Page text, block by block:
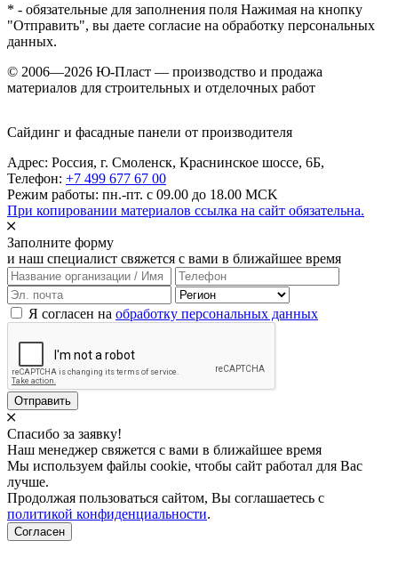
* - обязательные для заполнения поля Нажимая на кнопку
"Отправить", вы даете согласие на обработку персональных
данных.
© 2006—2026 Ю-Пласт — производство и продажа
материалов для строительных и отделочных работ
Сайдинг и фасадные панели от производителя
Адрес: Россия, г. Смоленск, Краснинское шоссе, 6Б,
Телефон: +7 499 677 67 00
Режим работы: пн.-пт. с 09.00 до 18.00 MCK
При копировании материалов ссылка на сайт обязательна.
Заполните форму
и наш специалист свяжется с вами в ближайшее время
Я согласен на обработку персональных данных
Отправить
Спасибо за заявку!
Наш менеджер свяжется с вами в ближайшее время
Мы используем файлы cookie, чтобы сайт работал для Вас
лучше.
Продолжая пользоваться сайтом, Вы соглашаетесь с
политикой конфиденциальности.
Согласен